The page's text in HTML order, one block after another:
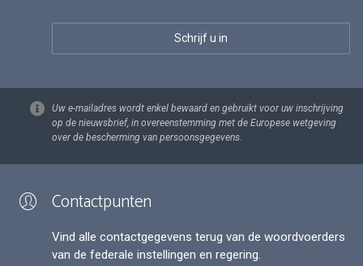
Uw e-mailadres wordt enkel bewaard en gebruikt voor uw inschrijving
op de nieuwsbrief, in overeenstemming met de Europese wetgeving
over de bescherming van persoonsgegevens.
Contactpunten
Vind alle contactgegevens terug van de woordvoerders
van de federale instellingen en regering.